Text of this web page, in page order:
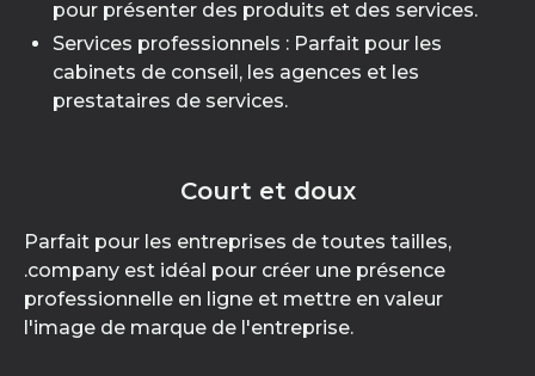
pour présenter des produits et des services.
Services professionnels : Parfait pour les
cabinets de conseil, les agences et les
prestataires de services.
Court et doux
Parfait pour les entreprises de toutes tailles,
.company est idéal pour créer une présence
professionnelle en ligne et mettre en valeur
l'image de marque de l'entreprise.